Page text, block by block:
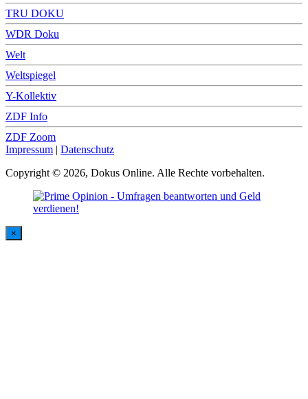
TRU DOKU
WDR Doku
Welt
Weltspiegel
Y-Kollektiv
ZDF Info
ZDF Zoom
Impressum | Datenschutz
Copyright © 2026, Dokus Online. Alle Rechte vorbehalten.
×